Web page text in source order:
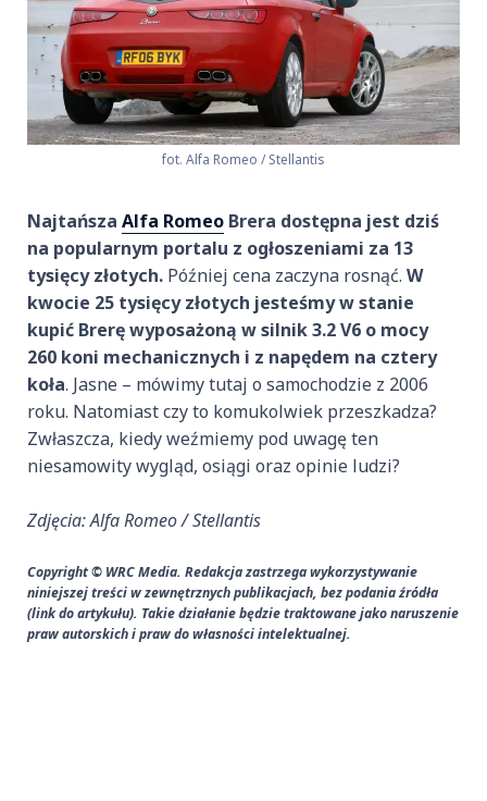
fot. Alfa Romeo / Stellantis
Najtańsza Alfa Romeo Brera dostępna jest dziś
na popularnym portalu z ogłoszeniami za 13
tysięcy złotych. Później cena zaczyna rosnąć. W
kwocie 25 tysięcy złotych jesteśmy w stanie
kupić Brerę wyposażoną w silnik 3.2 V6 o mocy
260 koni mechanicznych i z napędem na cztery
koła. Jasne – mówimy tutaj o samochodzie z 2006
roku. Natomiast czy to komukolwiek przeszkadza?
Zwłaszcza, kiedy weźmiemy pod uwagę ten
niesamowity wygląd, osiągi oraz opinie ludzi?
Zdjęcia: Alfa Romeo / Stellantis
Copyright © WRC Media. Redakcja zastrzega wykorzystywanie
niniejszej treści w zewnętrznych publikacjach, bez podania źródła
(link do artykułu). Takie działanie będzie traktowane jako naruszenie
praw autorskich i praw do własności intelektualnej.